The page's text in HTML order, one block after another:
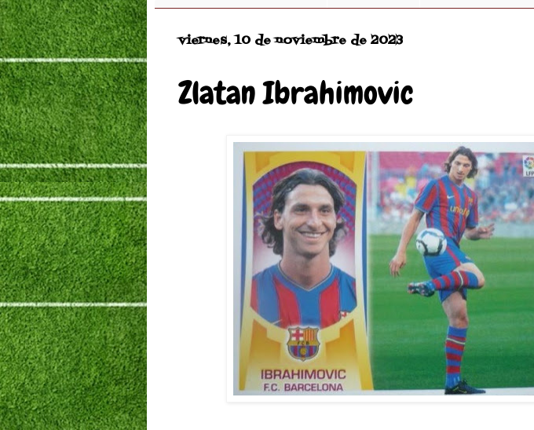
viernes, 10 de noviembre de 2023
Zlatan Ibrahimovic